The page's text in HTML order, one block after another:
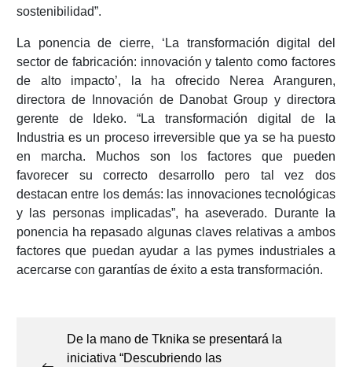
sostenibilidad”.
La ponencia de cierre, ‘La transformación digital del
sector de fabricación: innovación y talento como factores
de alto impacto’, la ha ofrecido Nerea Aranguren,
directora de Innovación de Danobat Group y directora
gerente de Ideko. “La transformación digital de la
Industria es un proceso irreversible que ya se ha puesto
en marcha. Muchos son los factores que pueden
favorecer su correcto desarrollo pero tal vez dos
destacan entre los demás: las innovaciones tecnológicas
y las personas implicadas”, ha aseverado. Durante la
ponencia ha repasado algunas claves relativas a ambos
factores que puedan ayudar a las pymes industriales a
acercarse con garantías de éxito a esta transformación.
entradas
De la mano de Tknika se presentará la
iniciativa “Descubriendo las